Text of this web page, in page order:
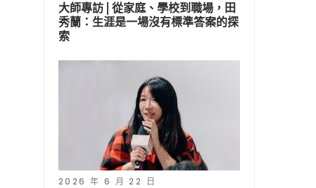
大師專訪 | 從家庭、學校到職場，田
秀蘭：生涯是一場沒有標準答案的探
索
2026 年 6 月 22 日